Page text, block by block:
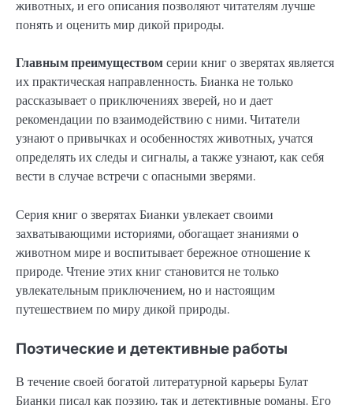
животных, и его описания позволяют читателям лучше
понять и оценить мир дикой природы.
Главным преимуществомсерии книг о зверятах является
их практическая направленность. Бианка не только
рассказывает о приключениях зверей, но и дает
рекомендации по взаимодействию с ними. Читатели
узнают о привычках и особенностях животных, учатся
определять их следы и сигналы, а также узнают, как себя
вести в случае встречи с опасными зверями.
Серия книг о зверятах Бианки увлекает своими
захватывающими историями, обогащает знаниями о
животном мире и воспитывает бережное отношение к
природе. Чтение этих книг становится не только
увлекательным приключением, но и настоящим
путешествием по миру дикой природы.
Поэтические и детективные работы
В течение своей богатой литературной карьеры Булат
Бианки писал как поэзию, так и детективные романы. Его